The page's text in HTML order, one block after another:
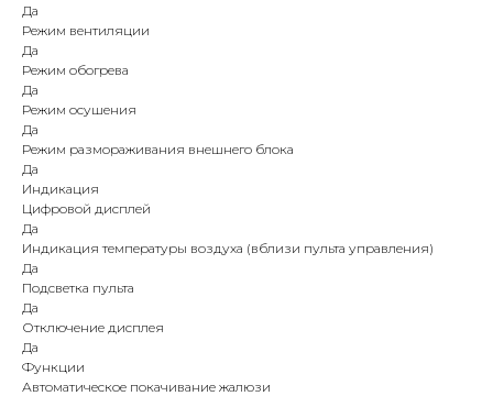
Да
Режим вентиляции
Да
Режим обогрева
Да
Режим осушения
Да
Режим размораживания внешнего блока
Да
Индикация
Цифровой дисплей
Да
Индикация температуры воздуха (вблизи пульта управления)
Да
Подсветка пульта
Да
Отключение дисплея
Да
Функции
Автоматическое покачивание жалюзи